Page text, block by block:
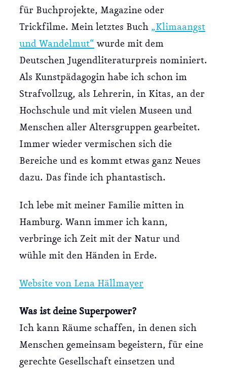
für Buchprojekte, Magazine oder
Trickfilme. Mein letztes Buch „Klimaangst
und Wandelmut“ wurde mit dem
Deutschen Jugendliteraturpreis nominiert.
Als Kunstpädagogin habe ich schon im
Strafvollzug, als Lehrerin, in Kitas, an der
Hochschule und mit vielen Museen und
Menschen aller Altersgruppen gearbeitet.
Immer wieder vermischen sich die
Bereiche und es kommt etwas ganz Neues
dazu. Das finde ich phantastisch.
Ich lebe mit meiner Familie mitten in
Hamburg. Wann immer ich kann,
verbringe ich Zeit mit der Natur und
wühle mit den Händen in Erde.
Website von Lena Hällmayer
Was ist deine Superpower?
Ich kann Räume schaffen, in denen sich
Menschen gemeinsam begeistern, für eine
gerechte Gesellschaft einsetzen und